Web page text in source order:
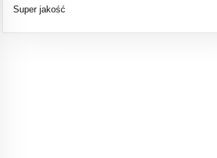
Super jakość